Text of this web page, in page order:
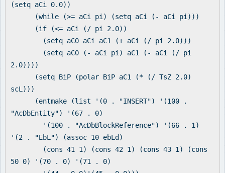
(setq aCi 0.0))
(while (>= aCi pi) (setq aCi (- aCi pi)))
(if (<= aCi (/ pi 2.0))
(setq aC0 aCi aC1 (+ aCi (/ pi 2.0)))
(setq aC0 (- aCi pi) aC1 (- aCi (/ pi
2.0))))
(setq BiP (polar BiP aC1 (* (/ TsZ 2.0)
scL)))
(entmake (list '(0 . "INSERT") '(100 .
"AcDbEntity") '(67 . 0)
'(100 . "AcDbBlockReference") '(66 . 1)
'(2 . "EbL") (assoc 10 ebLd)
(cons 41 1) (cons 42 1) (cons 43 1) (cons
50 0) '(70 . 0) '(71 . 0)